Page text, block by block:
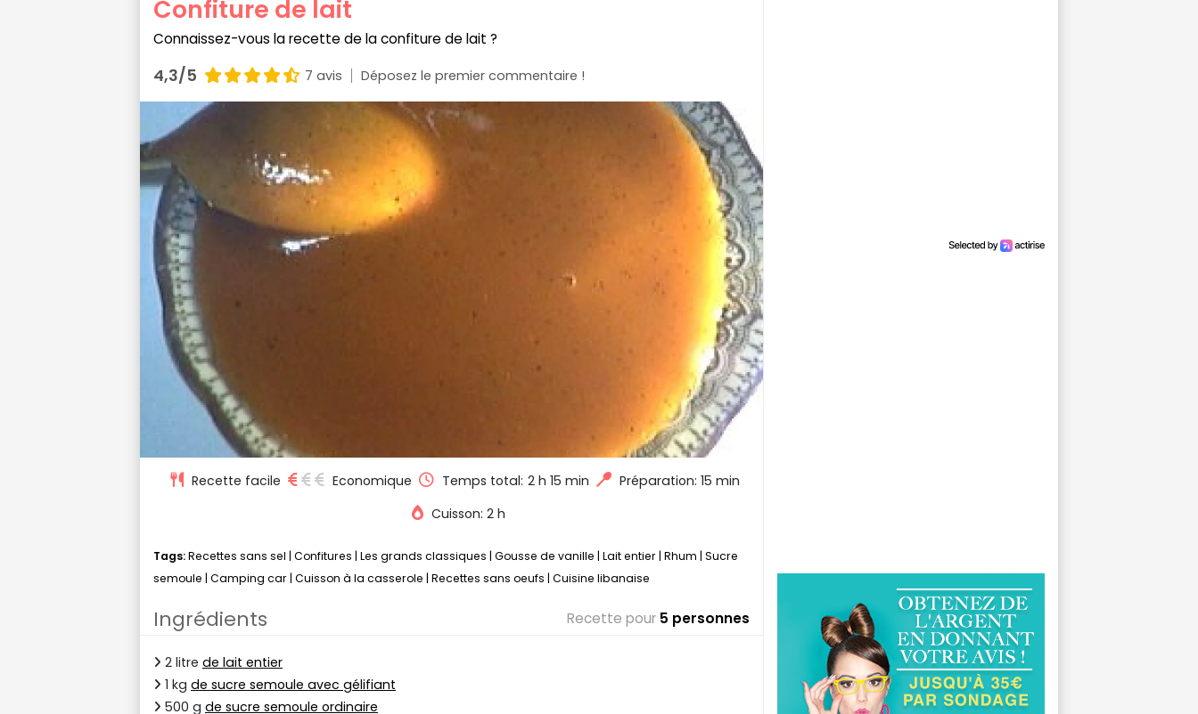
Confiture de lait
Connaissez-vous la recette de la confiture de lait ?
4,3/5 7 avis Déposez le premier commentaire !
Recette facile Economique Temps total: 2 h 15 min
Préparation: 15 min
Cuisson: 2 h
Tags:Recettes sans sel | Confitures | Les grands classiques | Gousse de vanille | Lait entier | Rhum | Sucre
semoule | Camping car | Cuisson à la casserole | Recettes sans oeufs | Cuisine libanaise
Ingrédients Recette pour 5 personnes
2 litre de lait entier
1 kg de sucre semoule avec gélifiant
500 g de sucre semoule ordinaire